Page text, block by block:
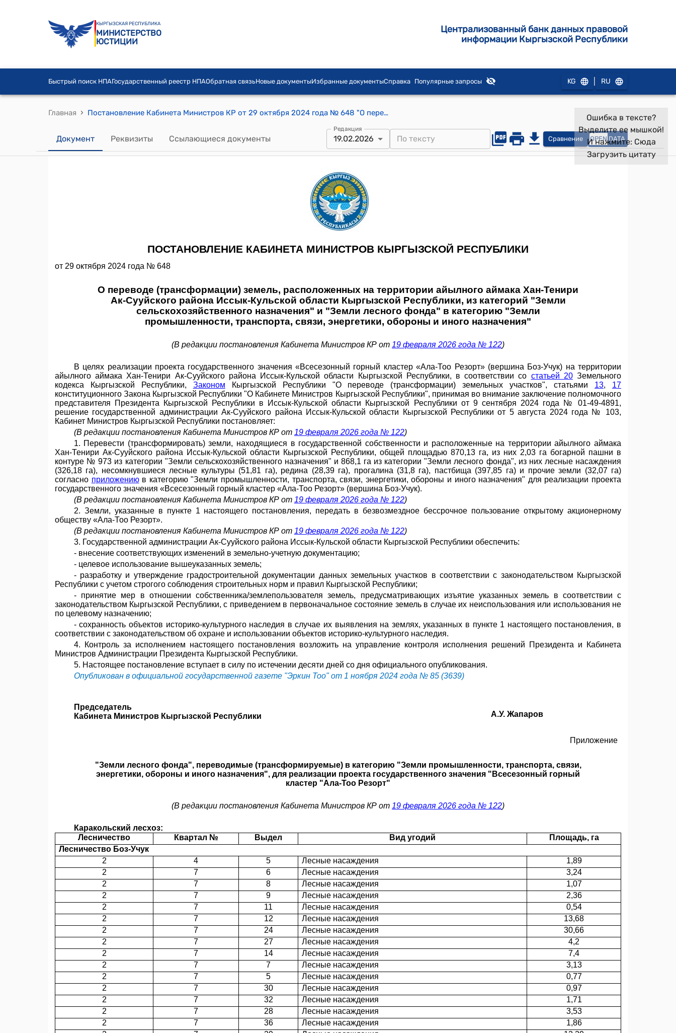
КЫРГЫЗСКАЯ РЕСПУБЛИКА
МИНИСТЕРСТВО
ЮСТИЦИИ
Централизованный банк данных правовой
информации Кыргызской Республики
Быстрый поиск НПАГосударственный реестр НПАОбратная связьНовые документыИзбранные документыСправка Популярные запросы KG RU
Главная › Постановление Кабинета Министров КР от 29 октября 2024 года № 648 "О переводе (трансформации) земель, расположенных на территории айылного аймака Хан-Тенири Ак-Сууйского района Иссык-Кульской области Кыргызской Республики, из категорий "Земли сельскохозяйственного назначения" и "Земли лесного фонда" в категорию "Земли промышленности, транспорта, связи, энергетики, обороны и иного назначения"
Документ Реквизиты Ссылающиеся документы
Редакция
19.02.2026 Сравнение OPEN DATA
Ошибка в тексте?
Выделите ее мышкой!
И нажмите: Сюда
Загрузить цитату